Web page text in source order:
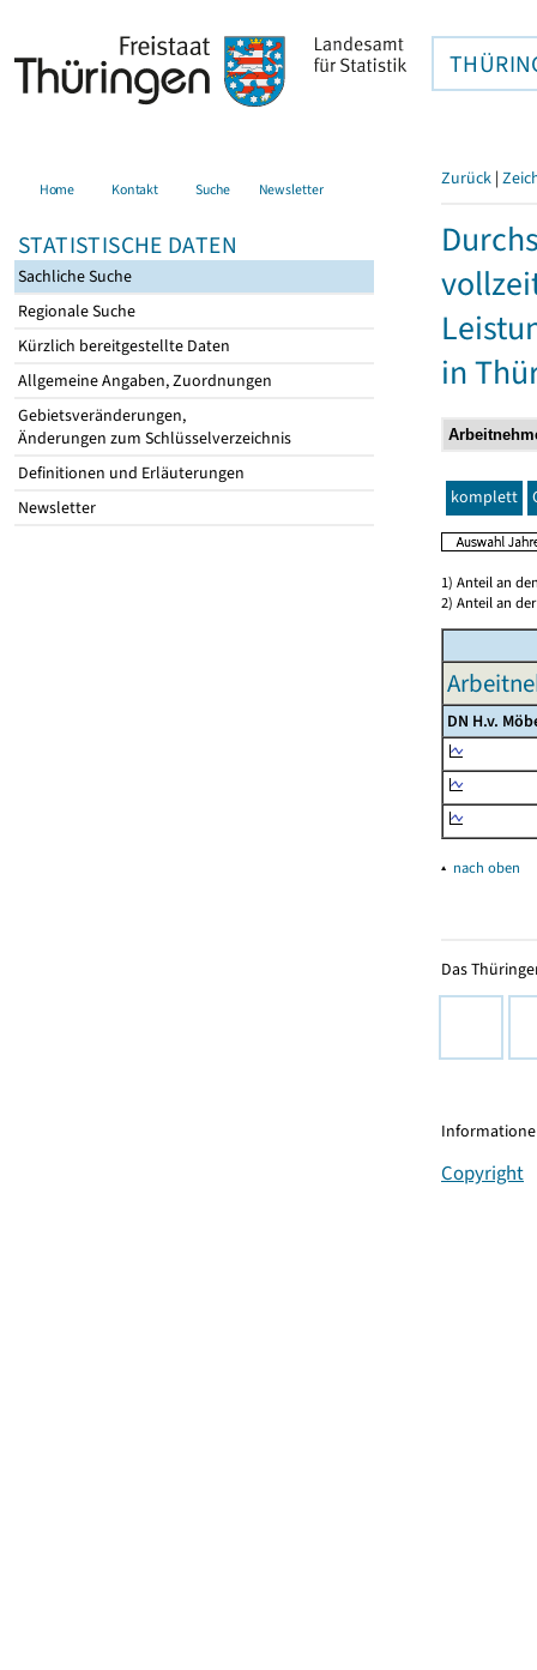
Home Kontakt Suche Newsletter
STATISTISCHE DATEN
Sachliche Suche
Regionale Suche
Kürzlich bereitgestellte Daten
Allgemeine Angaben, Zuordnungen
Gebietsveränderungen,
Änderungen zum Schlüsselverzeichnis
Definitionen und Erläuterungen
Newsletter
Zurück |
in
komplett
1) Anteil an
2) Anteil an
DN H.v.
▴ nach oben
Das
Copyright